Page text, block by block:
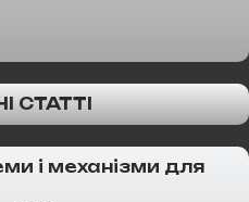
СТАТТІ
і механізми для